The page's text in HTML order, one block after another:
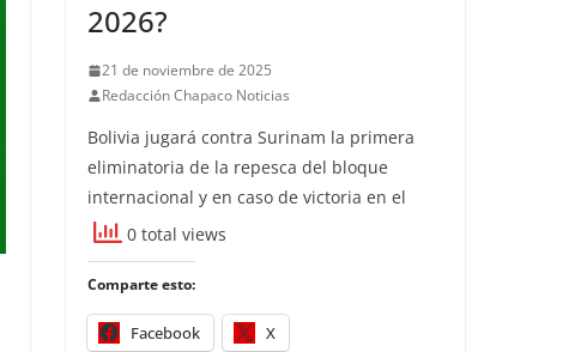
2026?
21 de noviembre de 2025
Redacción Chapaco Noticias
Bolivia jugará contra Surinam la primera
eliminatoria de la repesca del bloque
internacional y en caso de victoria en el
0 total views
Comparte esto:
Facebook X